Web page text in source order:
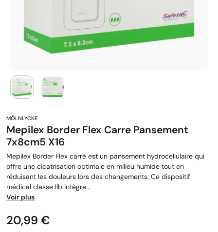
Mepilex Border Flex Carre Pansement
7x8cm5 X16
Mepilex Border Flex carré est un pansement hydrocellulaire qui
offre une cicatrisation optimale en milieu humide tout en
réduisant les douleurs lors des changements. Ce dispositif
médical classe IIb intègre...
Voir plus
Prix
20,99 €